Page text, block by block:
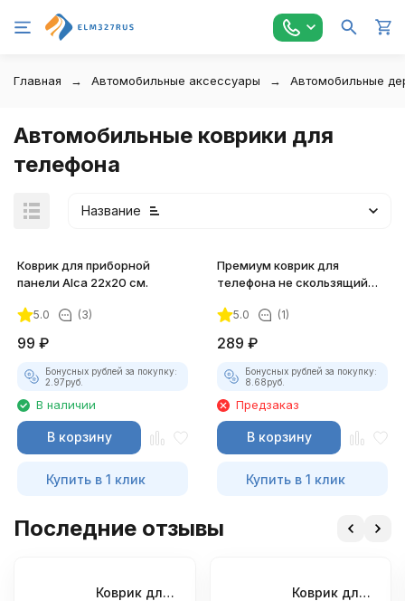
Главная Автомобильные аксессуары Автомобильные
Автомобильные коврики для
телефона
Название
Коврик для приборной
панели Alca 22х20 см.
5.0 (3)
99 ₽
Бонусных рублей за покупку:
2.97руб.
В наличии
В корзину
Купить в 1 клик
Премиум коврик для
телефона не скользящий
5.0 (1)
289 ₽
Бонусных рублей за покупку:
8.68руб.
Предзаказ
В корзину
Купить в 1 клик
Последние отзывы
Коврик для приборной панели Alca 22х20 см. Коврик для приборной панели Alca 22х20 см.